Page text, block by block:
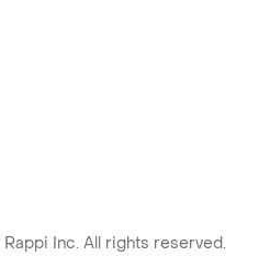
Rappi Inc. All rights reserved.